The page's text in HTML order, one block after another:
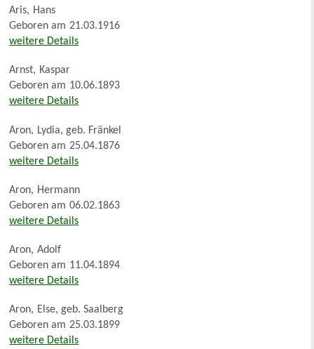
Aris, Hans
Geboren am 21.03.1916
weitere Details
Arnst, Kaspar
Geboren am 10.06.1893
weitere Details
Aron, Lydia, geb. Fränkel
Geboren am 25.04.1876
weitere Details
Aron, Hermann
Geboren am 06.02.1863
weitere Details
Aron, Adolf
Geboren am 11.04.1894
weitere Details
Aron, Else, geb. Saalberg
Geboren am 25.03.1899
weitere Details